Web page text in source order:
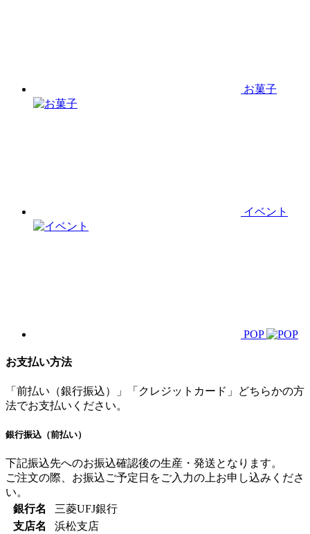
お菓子
イベント
POP
お支払い方法
「前払い（銀行振込）」「クレジットカード」どちらかの方
法でお支払いください。
銀行振込（前払い）
下記振込先へのお振込確認後の生産・発送となります。
ご注文の際、お振込ご予定日をご入力の上お申し込みくださ
い。
銀行名
三菱UFJ銀行
支店名
浜松支店